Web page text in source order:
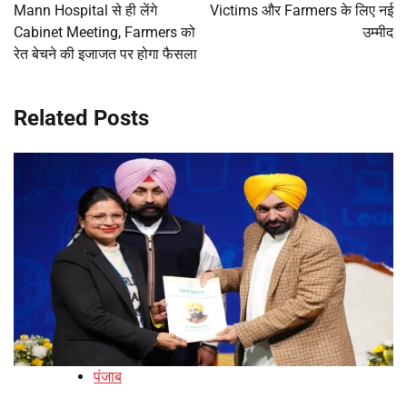
Mann Hospital से ही लेंगे
Cabinet Meeting, Farmers को
रेत बेचने की इजाजत पर होगा फैसला
Victims और Farmers के लिए नई
उम्मीद
Related Posts
पंजाब